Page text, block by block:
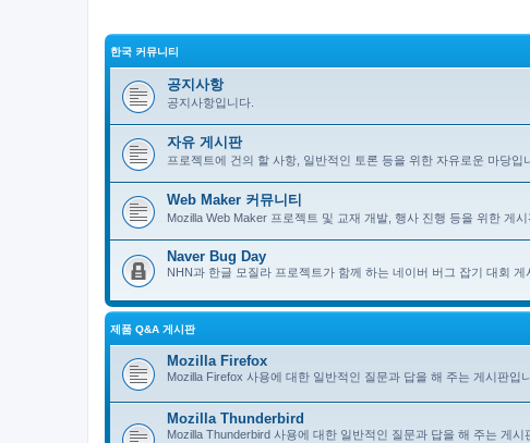
한국 커뮤니티
공지사항
공지사항입니다.
자유 게시판
프로젝트에 건의 할 사항, 일반적인 토론 등을 위한 자유로운 마당입
Web Maker 커뮤니티
Mozilla Web Maker 프로젝트 및 교재 개발, 행사 진행 등을 위한 게시
Naver Bug Day
NHN과 한글 모질라 프로젝트가 함께 하는 네이버 버그 잡기 대회 게
제품 Q&A 게시판
Mozilla Firefox
Mozilla Firefox 사용에 대한 일반적인 질문과 답을 해 주는 게시판
Mozilla Thunderbird
Mozilla Thunderbird 사용에 대한 일반적인 질문과 답을 해 주는 게